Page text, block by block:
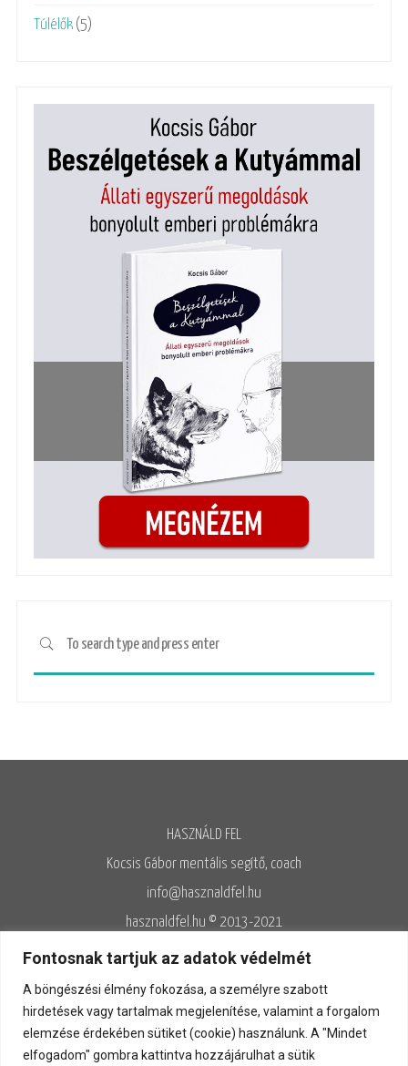
Fontosnak tartjuk az adatok védelmét
A böngészési élmény fokozása, a személyre szabott
hirdetések vagy tartalmak megjelenítése, valamint a forgalom
elemzése érdekében sütiket (cookie) használunk. A "Mindet
elfogadom" gombra kattintva hozzájárulhat a sütik
Túlélők (5)
HASZNÁLD FEL
Kocsis Gábor mentális segítő, coach
info@hasznaldfel.hu
hasznaldfel.hu © 2013-2021
Írásaim szerzői jogi védelem alatt állnak, felhasználásuk kizárólag az
Adatvédelmi szabályzatnak megfelelően engedélyezett.
Adatvédelem◊Adatkezelés◊Általános szerződési feltételek◊
Kapcsolat